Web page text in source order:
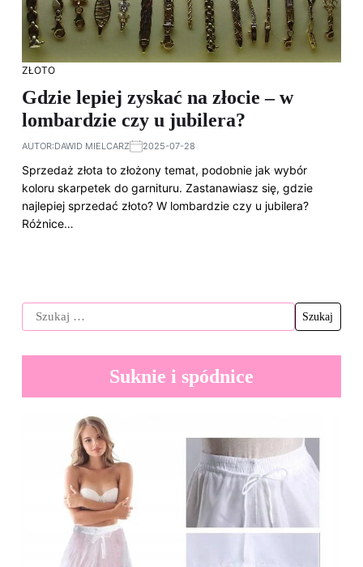
ZŁOTO
Gdzie lepiej zyskać na złocie – w
lombardzie czy u jubilera?
AUTOR:DAWID MIELCARZ 2025-07-28
Sprzedaż złota to złożony temat, podobnie jak wybór
koloru skarpetek do garnituru. Zastanawiasz się, gdzie
najlepiej sprzedać złoto? W lombardzie czy u jubilera?
Różnice…
Suknie i spódnice